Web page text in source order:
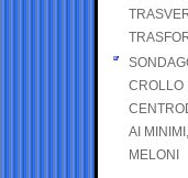
CROLLO
AI
MELONI